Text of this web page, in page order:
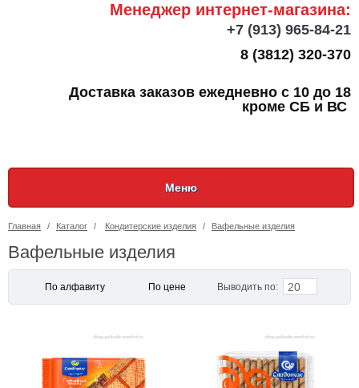
Менеджер интернет-магазина:
+7 (913) 965-84-21
8 (3812) 320-370
Доставка заказов ежедневно с 10 до 18
кроме СБ и ВС
Меню
Главная / Каталог / Кондитерские изделия / Вафельные изделия
Вафельные изделия
По алфавиту По цене Выводить по: 20